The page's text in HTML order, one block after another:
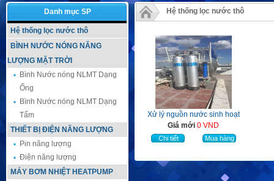
Danh mục SP
Hệ thống lọc nước thô
BÌNH NƯỚC NÓNG NĂNG
LƯỢNG MẶT TRỜI
Bình Nước nóng NLMT Dạng
Ống
Bình Nước nóng NLMT Dạng
Tấm
THIẾT BỊ ĐIỆN NĂNG LƯỢNG
Pin năng lượng
Điện năng lượng
MÁY BƠM NHIỆT HEATPUMP
Hệ thống lọc nước thô
Xử lý nguồn nước sinh hoạt
Giá mới 0 VND
Chi tiết Mua hàng